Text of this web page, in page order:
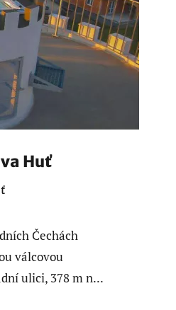
Huť
Čechách
válcovou
ulici, 378 m n...